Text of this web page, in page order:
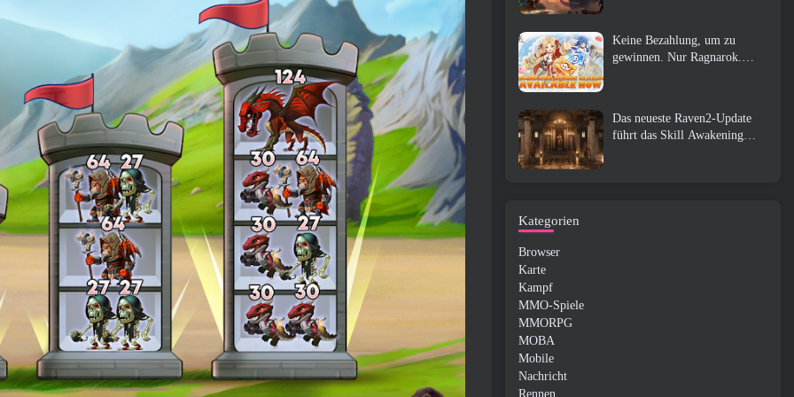
Keine Bezahlung, um zu
gewinnen. Nur Ragnarok.
Das neueste Raven2-Update
führt das Skill Awakening
Kategorien
Browser
Karte
Kampf
MMO-Spiele
MMORPG
MOBA
Mobile
Nachricht
Rennen